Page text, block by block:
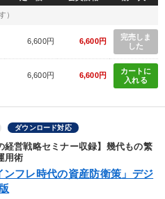
）
6,600円 6,600円
完売しま
した
6,600円 6,600円
カートに
入れる
ダウンロード対応
経営戦略セミナー収録】幾代もの繁
用術
ンフレ時代の資産防衛策」デジ